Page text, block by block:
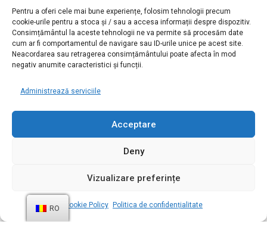
Pentru a oferi cele mai bune experiențe, folosim tehnologii precum
cookie-urile pentru a stoca și / sau a accesa informații despre dispozitiv.
Consimțământul la aceste tehnologii ne va permite să procesăm date
cum ar fi comportamentul de navigare sau ID-urile unice pe acest site.
Neacordarea sau retragerea consimțământului poate afecta în mod
negativ anumite caracteristici și funcții.
Administrează serviciile
Acceptare
Deny
Vizualizare preferințe
Cookie Policy Politica de confidențialitate
RO